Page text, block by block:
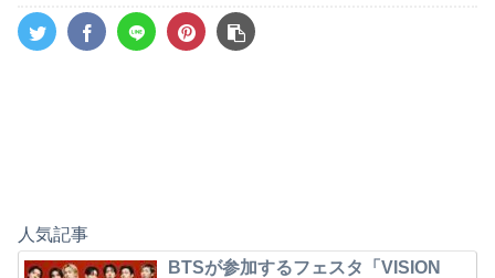
人気記事
BTSが参加するフェスタ「VISION